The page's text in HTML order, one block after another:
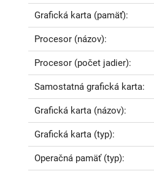
Grafická karta (pamäť)
Procesor (názov)
Procesor (počet jadier)
Samostatná grafická karta
Grafická karta (názov)
Grafická karta (typ)
Operačná pamäť (typ)